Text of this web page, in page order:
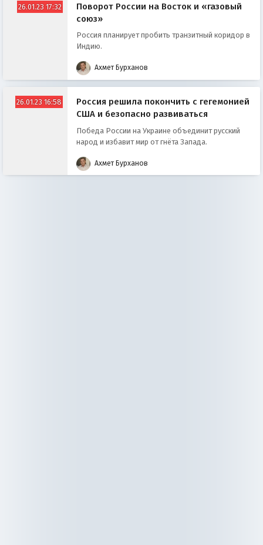
26.01.23 17:32
Поворот России на Восток и «газовый
союз»
Россия планирует пробить транзитный коридор в
Индию.
Ахмет Бурханов
26.01.23 16:58
Россия решила покончить с гегемонией
США и безопасно развиваться
Победа России на Украине объединит русский
народ и избавит мир от гнёта Запада.
Ахмет Бурханов